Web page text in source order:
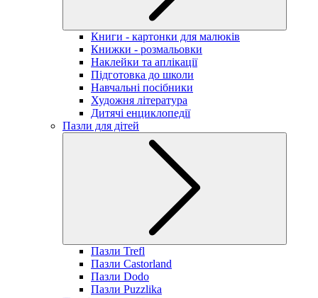
Книги - картонки для малюків
Книжки - розмальовки
Наклейки та аплікації
Підготовка до школи
Навчальні посібники
Художня література
Дитячі енциклопедії
Пазли для дітей
Пазли Trefl
Пазли Castorland
Пазли Dodo
Пазли Puzzlika